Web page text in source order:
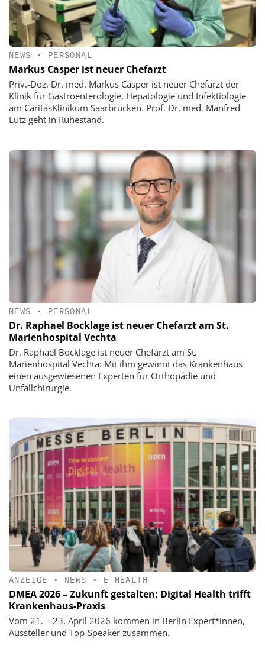
NEWS • PERSONAL
Markus Casper ist neuer Chefarzt
Priv.-Doz. Dr. med. Markus Casper ist neuer Chefarzt der
Klinik für Gastroenterologie, Hepatologie und Infektiologie
am CaritasKlinikum Saarbrücken. Prof. Dr. med. Manfred
Lutz geht in Ruhestand.
NEWS • PERSONAL
Dr. Raphael Bocklage ist neuer Chefarzt am St.
Marienhospital Vechta
Dr. Raphael Bocklage ist neuer Chefarzt am St.
Marienhospital Vechta: Mit ihm gewinnt das Krankenhaus
einen ausgewiesenen Experten für Orthopädie und
Unfallchirurgie.
ANZEIGE • NEWS • E-HEALTH
DMEA 2026 – Zukunft gestalten: Digital Health trifft
Krankenhaus-Praxis
Vom 21. – 23. April 2026 kommen in Berlin Expert*innen,
Aussteller und Top-Speaker zusammen.